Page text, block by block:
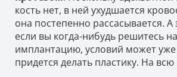
кость нет, в ней ухудшается
она постепенно рассасывается. А
если вы когда-нибудь решитесь
имплантацию, условий может
придется делать пластику. На